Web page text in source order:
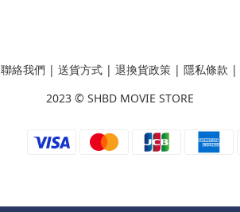
聯絡我們 | 送貨方式| 退換貨政策| 隱私條款 |
2023 © SHBD MOVIE STORE